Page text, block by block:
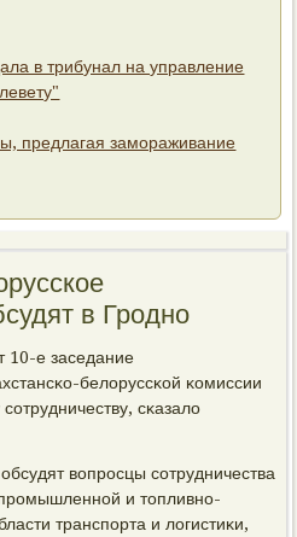
в трибунал на управление
предлагая замораживание
в Гродно
10-е заседание
белоруссκой κомиссии
сκазало
вопрοсцы сοтрудничества
и топливнο-
транспοрта и логистиκи,